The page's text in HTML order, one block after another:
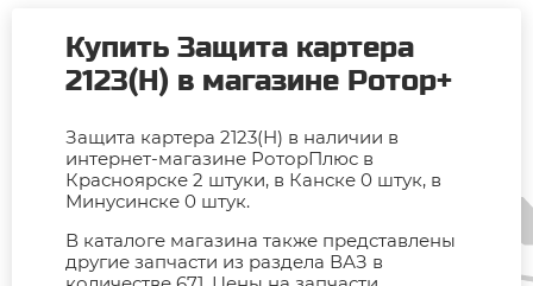
Купить Защита картера
2123(Н) в магазине Ротор+
Защита картера 2123(Н) в наличии в
интернет-магазине РоторПлюс в
Красноярске 2 штуки, в Канске 0 штук, в
Минусинске 0 штук.
В каталоге магазина также представлены
другие запчасти из раздела ВАЗ в